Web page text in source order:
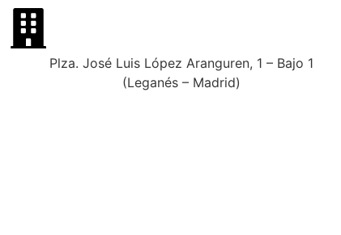
Plza. José Luis López Aranguren, 1 – Bajo 1
(Leganés – Madrid)